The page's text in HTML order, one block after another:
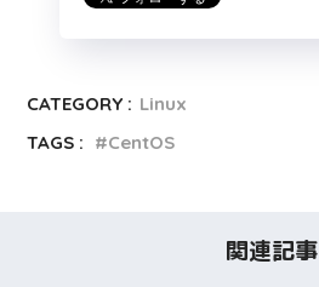
CATEGORY : Linux
TAGS :
CentOS
関連記事